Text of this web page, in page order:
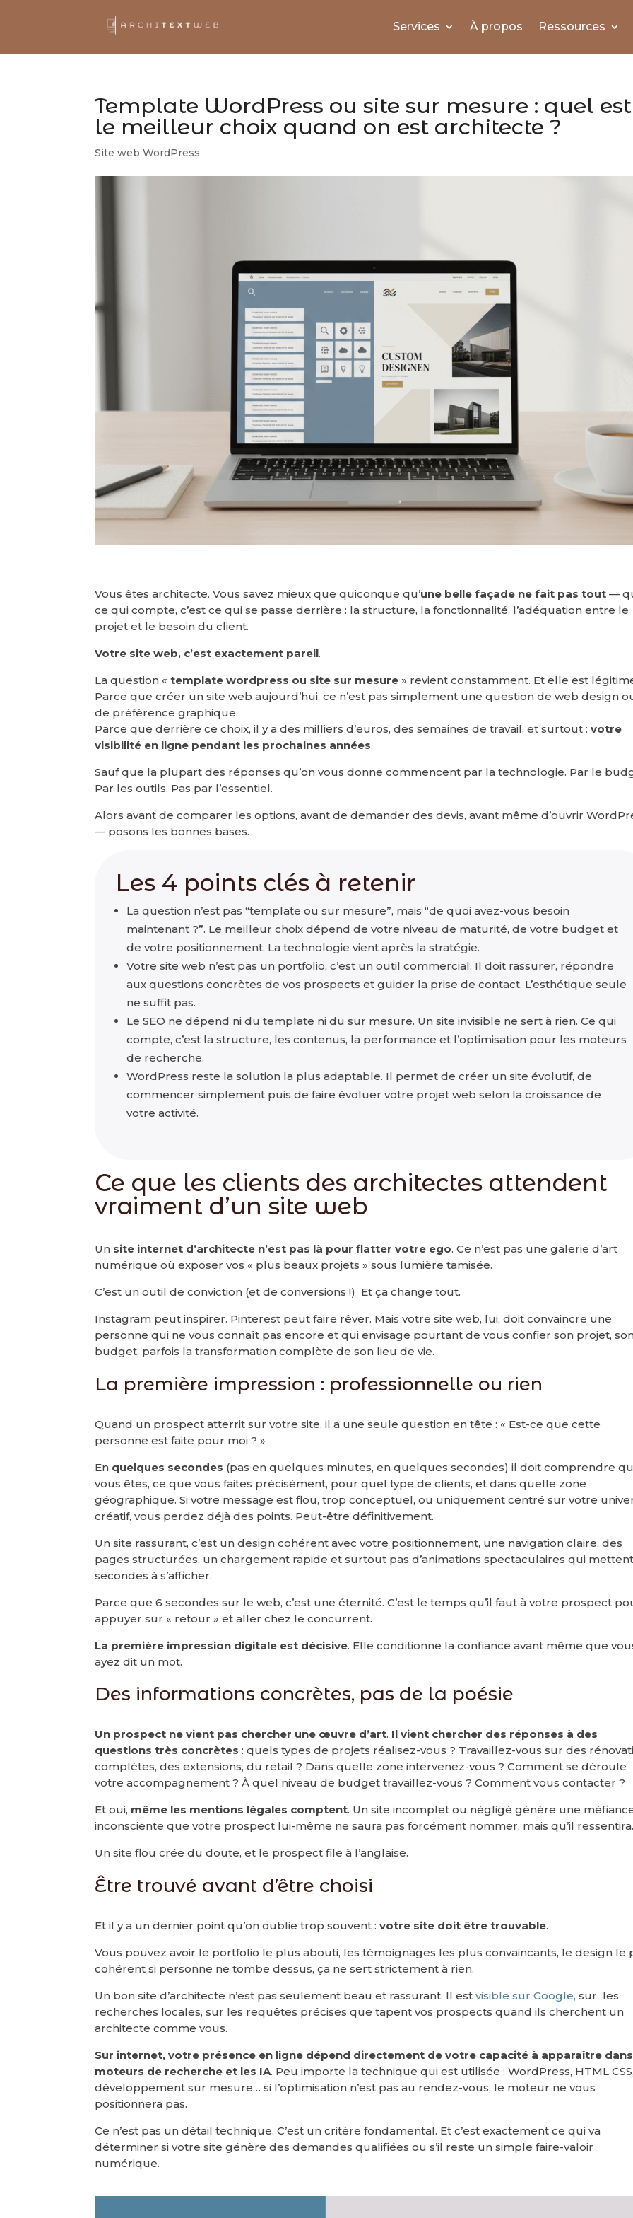
Services À propos Ressources
Template WordPress ou site sur mesure : quel est
le meilleur choix quand on est architecte ?
Site web WordPress
Vous êtes architecte. Vous savez mieux que quiconque qu’une belle façade ne fait pas tout —
ce qui compte, c’est ce qui se passe derrière : la structure, la fonctionnalité, l’adéquation entre le
projet et le besoin du client.
Votre site web, c’est exactement pareil.
La question «template wordpress ou site sur mesure » revient constamment. Et elle est
Parce que créer un site web aujourd’hui, ce n’est pas simplement une question de web design
de préférence graphique.
Parce que derrière ce choix, il y a des milliers d’euros, des semaines de travail, et surtout :votre
visibilité en ligne pendant les prochaines années.
Sauf que la plupart des réponses qu’on vous donne commencent par la technologie. Par le
Par les outils. Pas par l’essentiel.
Alors avant de comparer les options, avant de demander des devis, avant même d’ouvrir
— posons les bonnes bases.
Les 4 points clés à retenir
La question n’est pas “template ou sur mesure”, mais “de quoi avez-vous besoin
maintenant ?”. Le meilleur choix dépend de votre niveau de maturité, de votre budget et
de votre positionnement. La technologie vient après la stratégie.
Votre site web n’est pas un portfolio, c’est un outil commercial. Il doit rassurer, répondre
aux questions concrètes de vos prospects et guider la prise de contact. L’esthétique seule
ne suffit pas.
Le SEO ne dépend ni du template ni du sur mesure. Un site invisible ne sert à rien. Ce qui
compte, c’est la structure, les contenus, la performance et l’optimisation pour les moteurs
de recherche.
WordPress reste la solution la plus adaptable. Il permet de créer un site évolutif, de
commencer simplement puis de faire évoluer votre projet web selon la croissance de
votre activité.
Ce que les clients des architectes attendent
vraiment d’un site web
Un site internet d’architecte n’est pas là pour flatter votre ego. Ce n’est pas une galerie d’art
numérique où exposer vos « plus beaux projets » sous lumière tamisée.
C’est un outil de conviction (et de conversions !) Et ça change tout.
Instagram peut inspirer. Pinterest peut faire rêver. Mais votre site web, lui, doit convaincre une
personne qui ne vous connaît pas encore et qui envisage pourtant de vous confier son projet,
budget, parfois la transformation complète de son lieu de vie.
La première impression : professionnelle ou rien
Quand un prospect atterrit sur votre site, il a une seule question en tête : « Est-ce que cette
personne est faite pour moi ? »
En quelques secondes (pas en quelques minutes, en quelques secondes) il doit comprendre
vous êtes, ce que vous faites précisément, pour quel type de clients, et dans quelle zone
géographique. Si votre message est flou, trop conceptuel, ou uniquement centré sur votre
créatif, vous perdez déjà des points. Peut-être définitivement.
Un site rassurant, c’est un design cohérent avec votre positionnement, une navigation claire, des
pages structurées, un chargement rapide et surtout pas d’animations spectaculaires qui
secondes à s’afficher.
Parce que 6 secondes sur le web, c’est une éternité. C’est le temps qu’il faut à votre prospect
appuyer sur « retour » et aller chez le concurrent.
La première impression digitale est décisive. Elle conditionne la confiance avant même que
ayez dit un mot.
Des informations concrètes, pas de la poésie
Un prospect ne vient pas chercher une œuvre d’art. Il vient chercher des réponses à des
questions très concrètes : quels types de projets réalisez-vous ? Travaillez-vous sur des
complètes, des extensions, du retail ? Dans quelle zone intervenez-vous ? Comment se déroule
votre accompagnement ? À quel niveau de budget travaillez-vous ? Comment vous contacter ?
Et oui, même les mentions légales comptent. Un site incomplet ou négligé génère une
inconsciente que votre prospect lui-même ne saura pas forcément nommer, mais qu’il ressentira.
Un site flou crée du doute, et le prospect file à l’anglaise.
Être trouvé avant d’être choisi
Et il y a un dernier point qu’on oublie trop souvent :votre site doit être trouvable.
Vous pouvez avoir le portfolio le plus abouti, les témoignages les plus convaincants, le design le
cohérent si personne ne tombe dessus, ça ne sert strictement à rien.
Un bon site d’architecte n’est pas seulement beau et rassurant. Il estvisible sur Google, sur les
recherches locales, sur les requêtes précises que tapent vos prospects quand ils cherchent un
architecte comme vous.
Sur internet, votre présence en ligne dépend directement de votre capacité à apparaître
moteurs de recherche et les IA. Peu importe la technique qui est utilisée : WordPress, HTML CSS,
développement sur mesure… si l’optimisation n’est pas au rendez-vous, le moteur ne vous
positionnera pas.
Ce n’est pas un détail technique. C’est un critère fondamental. Et c’est exactement ce qui va
déterminer si votre site génère des demandes qualifiées ou s’il reste un simple faire-valoir
numérique.